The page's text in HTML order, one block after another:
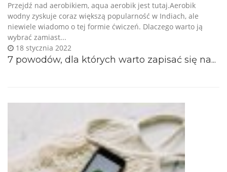
7 powodów, dla których warto zapisać się na...
18 stycznia 2022
Przejdź nad aerobikiem, aqua aerobik jest tutaj.Aerobik
wodny zyskuje coraz większą popularność w Indiach, ale
niewiele wiadomo o tej formie ćwiczeń. Dlaczego warto ją
wybrać zamiast...